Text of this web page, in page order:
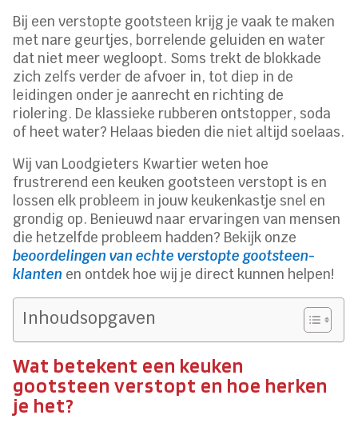
Bij een verstopte gootsteen krijg je vaak te maken
met nare geurtjes, borrelende geluiden en water
dat niet meer wegloopt. Soms trekt de blokkade
zich zelfs verder de afvoer in, tot diep in de
leidingen onder je aanrecht en richting de
riolering. De klassieke rubberen ontstopper, soda
of heet water? Helaas bieden die niet altijd soelaas.
Wij van Loodgieters Kwartier weten hoe
frustrerend een keuken gootsteen verstopt is en
lossen elk probleem in jouw keukenkastje snel en
grondig op. Benieuwd naar ervaringen van mensen
die hetzelfde probleem hadden? Bekijk onze
beoordelingen van echte verstopte gootsteen-
klanten en ontdek hoe wij je direct kunnen helpen!
Inhoudsopgaven
Wat betekent een keuken
gootsteen verstopt en hoe herken
je het?